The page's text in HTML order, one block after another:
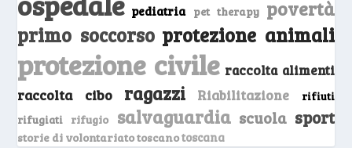
pediatria pet therapy povertà
primo soccorso protezione animali
protezione civile raccolta alimenti
raccolta cibo ragazzi Riabilitazione
rifiuti
rifugiati
rifugio salvaguardia scuola sport
storie di volontariato toscanotoscana